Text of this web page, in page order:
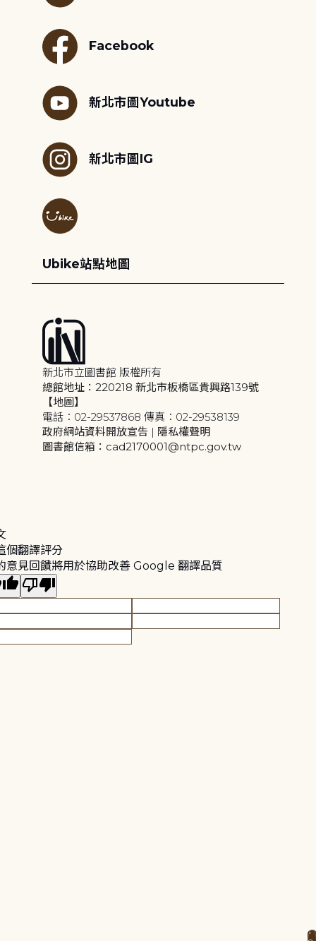
Facebook
新北市圖Youtube
新北市圖IG
Ubike站點地圖
新北市立圖書館 版權所有
總館地址：220218 新北市板橋區貴興路139號
【地圖】
電話：02-29537868 傳真：02-29538139
政府網站資料開放宣告 | 隱私權聲明
圖書館信箱：cad2170001@ntpc.gov.tw
個翻譯評分
意見回饋將用於協助改善 Google 翻譯品質